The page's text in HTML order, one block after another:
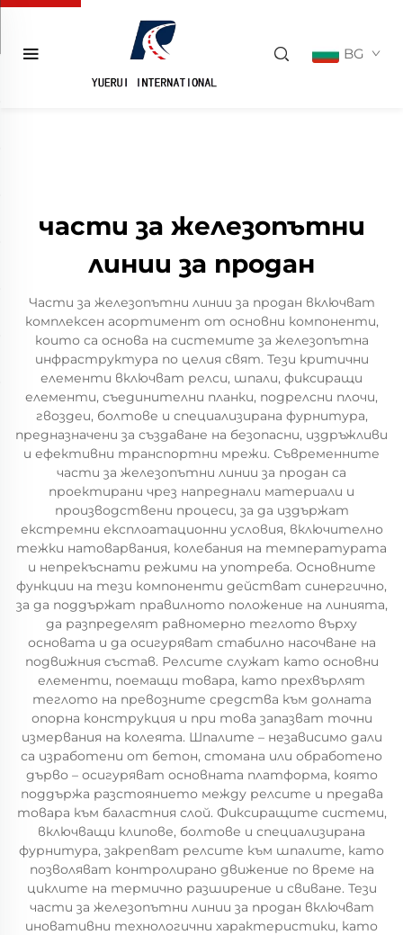
BG
части за железопътни
линии за продан
Части за железопътни линии за продан включват
комплексен асортимент от основни компоненти,
които са основа на системите за железопътна
инфраструктура по целия свят. Тези критични
елементи включват релси, шпали, фиксиращи
елементи, съединителни планки, подрелсни плочи,
гвоздеи, болтове и специализирана фурнитура,
предназначени за създаване на безопасни, издръжливи
и ефективни транспортни мрежи. Съвременните
части за железопътни линии за продан са
проектирани чрез напреднали материали и
производствени процеси, за да издържат
екстремни експлоатационни условия, включително
тежки натоварвания, колебания на температурата
и непрекъснати режими на употреба. Основните
функции на тези компоненти действат синергично,
за да поддържат правилното положение на линията,
да разпределят равномерно теглото върху
основата и да осигуряват стабилно насочване на
подвижния състав. Релсите служат като основни
елементи, поемащи товара, като прехвърлят
теглото на превозните средства към долната
опорна конструкция и при това запазват точни
измервания на колеята. Шпалите – независимо дали
са изработени от бетон, стомана или обработено
дърво – осигуряват основната платформа, която
поддържа разстоянието между релсите и предава
товара към баластния слой. Фиксиращите системи,
включващи клипове, болтове и специализирана
фурнитура, закрепват релсите към шпалите, като
позволяват контролирано движение по време на
циклите на термично разширение и свиване. Тези
части за железопътни линии за продан включват
иновативни технологични характеристики, като